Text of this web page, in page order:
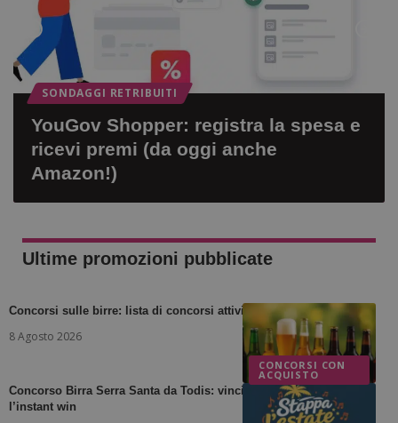
DIVENTA TESTER PRODOTTI: RICEVI PRODOTTI GRATIS DA TESTARE SONDAGGI RETRIBUITI
Opinagora: guadagna con sondaggi,
test di prodotto e missioni
Ultime promozioni pubblicate
CONCORSI CON
ACQUISTO
Concorsi sulle birre: lista di concorsi attivi
8 Agosto 2026
Concorso Birra Serra Santa da Todis: vinci voucher TicketOne con
l’instant win